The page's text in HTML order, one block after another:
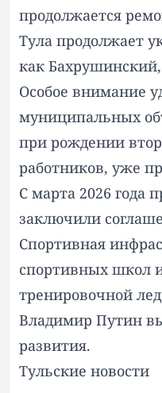
продолжается
Тула продолжает
как
Особое внимание
муниципальных
при рождении
работников, уже
С марта 2026 года
заключили
Спортивная
спортивных школ
тренировочной
Владимир Путин
развития.
Тульские новости